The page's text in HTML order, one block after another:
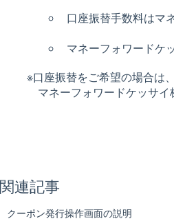
口座振替手数料はマ
マネーフォワードケ
※口座振替をご希望の場合は、
マネーフォワードケッサイ
関連記事
クーポン発行操作画面の説明